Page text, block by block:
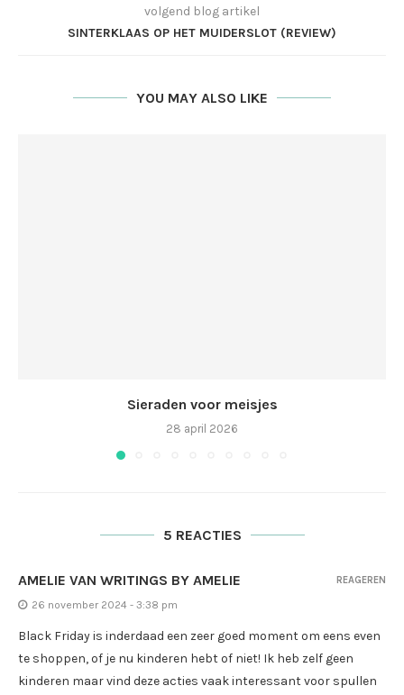
volgend blog artikel
SINTERKLAAS OP HET MUIDERSLOT (REVIEW)
YOU MAY ALSO LIKE
Sieraden voor meisjes
28 april 2026
5 REACTIES
AMELIE VAN WRITINGS BY AMELIE
26 november 2024 - 3:38 pm
Black Friday is inderdaad een zeer goed moment om eens even
te shoppen, of je nu kinderen hebt of niet! Ik heb zelf geen
kinderen maar vind deze acties vaak interessant voor spullen
REAGEREN